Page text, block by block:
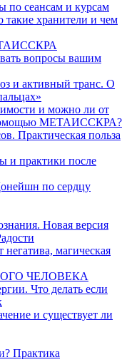
по сеансам и курсам
хранители и чем
вопросы вашим
и активный транс. О
и можно ли от
МЕТАИССКРА?
Практическая польза
и практики после
по сердцу
Новая версия
негатива, магическая
ЧЕЛОВЕКА
Что делать если
и существует ли
Практика